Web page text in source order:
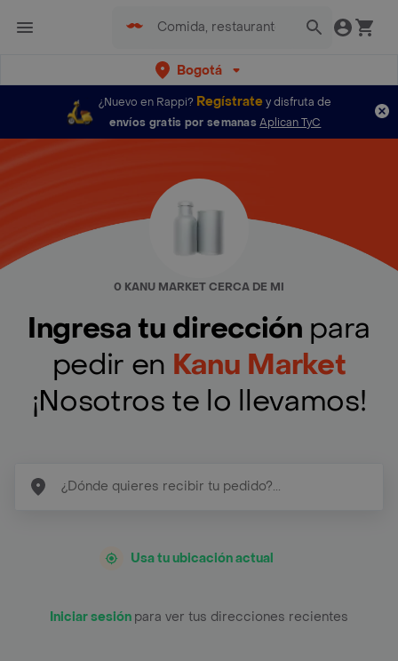
Bogotá
¿Nuevo en Rappi? Regístratey disfruta de
envíos gratis por semanas Aplican TyC
0 KANU MARKET CERCA DE MI
Ingresa tu dirección para
pedir en Kanu Market
¡Nosotros te lo llevamos!
Usa tu ubicación actual
Iniciar sesión para ver tus direcciones recientes